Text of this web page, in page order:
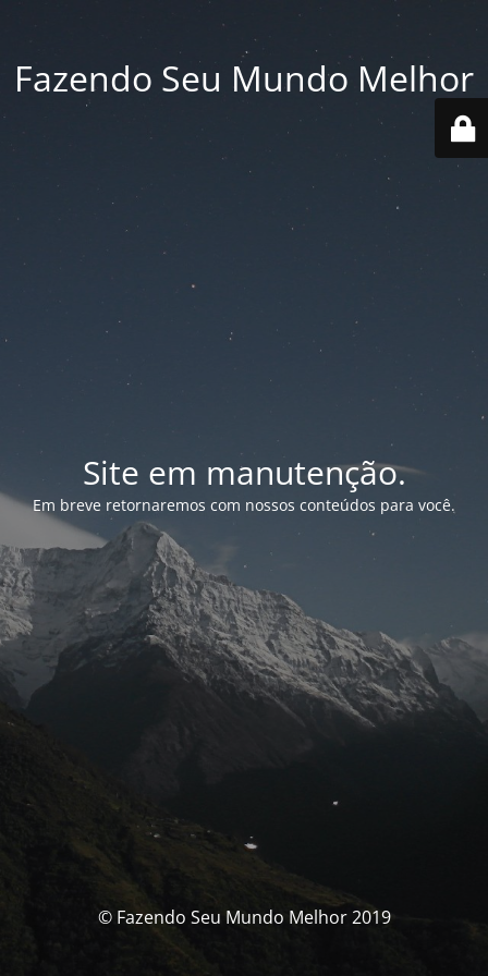
Fazendo Seu Mundo Melhor
Site em manutenção.
Em breve retornaremos com nossos conteúdos para você.
© Fazendo Seu Mundo Melhor 2019